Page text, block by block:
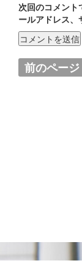
次回のコメント
ールアドレス、
前のページ